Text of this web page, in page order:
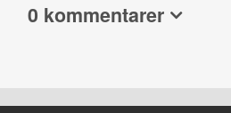
0 kommentarer